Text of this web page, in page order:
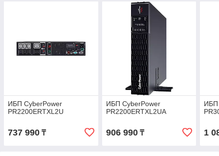
ИБП CyberPower
PR2200ERTXL2U
737 990 ₸
ИБП CyberPower
PR2200ERTXL2UA
906 990₸
ИБП
1